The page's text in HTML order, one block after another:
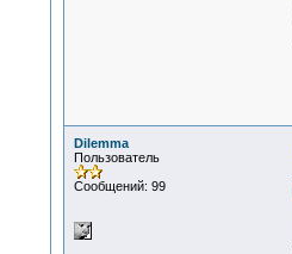
Dilemma
Пользователь
Сообщений: 99